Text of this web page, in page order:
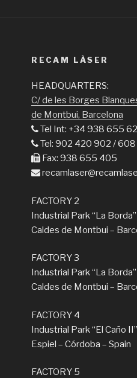
RECAM LÀSER
HEADQUARTERS:
C/ de les Borges
de Montbui, Barcelona
Tel Int: +34 938 655
Tel: 902 420 902 /
Fax: 938 655 405
FACTORY 2
Industrial Park “La
Caldes de Montbui –
FACTORY 3
Industrial Park “La
Caldes de Montbui –
FACTORY 4
Industrial Park “El Caño
Espiel – Córdoba – Spain
FACTORY 5